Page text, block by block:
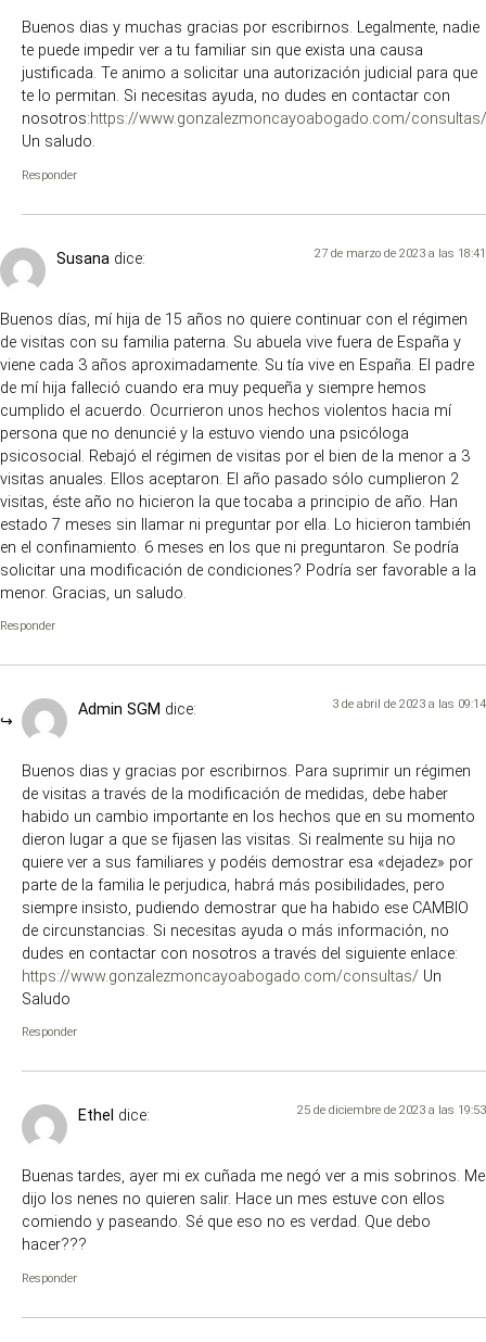
Buenos dias y muchas gracias por escribirnos. Legalmente, nadie
te puede impedir ver a tu familiar sin que exista una causa
justificada. Te animo a solicitar una autorización judicial para que
te lo permitan. Si necesitas ayuda, no dudes en contactar con
nosotros:https://www.gonzalezmoncayoabogado.com/consultas/
Un saludo.
Responder
Susana dice: 27 de marzo de 2023 a las 18:41
Buenos días, mí hija de 15 años no quiere continuar con el régimen
de visitas con su familia paterna. Su abuela vive fuera de España y
viene cada 3 años aproximadamente. Su tía vive en España. El padre
de mí hija falleció cuando era muy pequeña y siempre hemos
cumplido el acuerdo. Ocurrieron unos hechos violentos hacia mí
persona que no denuncié y la estuvo viendo una psicóloga
psicosocial. Rebajó el régimen de visitas por el bien de la menor a 3
visitas anuales. Ellos aceptaron. El año pasado sólo cumplieron 2
visitas, éste año no hicieron la que tocaba a principio de año. Han
estado 7 meses sin llamar ni preguntar por ella. Lo hicieron también
en el confinamiento. 6 meses en los que ni preguntaron. Se podría
solicitar una modificación de condiciones? Podría ser favorable a la
menor. Gracias, un saludo.
Responder
Admin SGM dice: 3 de abril de 2023 a las 09:14
Buenos dias y gracias por escribirnos. Para suprimir un régimen
de visitas a través de la modificación de medidas, debe haber
habido un cambio importante en los hechos que en su momento
dieron lugar a que se fijasen las visitas. Si realmente su hija no
quiere ver a sus familiares y podéis demostrar esa «dejadez» por
parte de la familia le perjudica, habrá más posibilidades, pero
siempre insisto, pudiendo demostrar que ha habido ese CAMBIO
de circunstancias. Si necesitas ayuda o más información, no
dudes en contactar con nosotros a través del siguiente enlace:
https://www.gonzalezmoncayoabogado.com/consultas/ Un
Saludo
Responder
Ethel dice: 25 de diciembre de 2023 a las 19:53
Buenas tardes, ayer mi ex cuñada me negó ver a mis sobrinos. Me
dijo los nenes no quieren salir. Hace un mes estuve con ellos
comiendo y paseando. Sé que eso no es verdad. Que debo
hacer???
Responder